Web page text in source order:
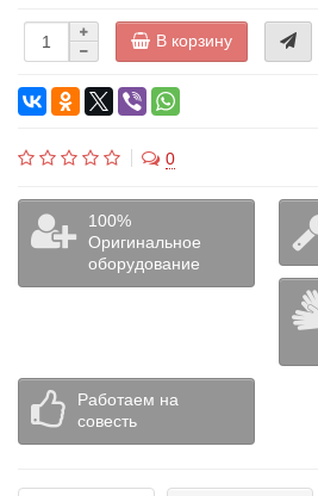
В корзину
0
100%
Оригинальное
оборудование
Работаем на
совесть